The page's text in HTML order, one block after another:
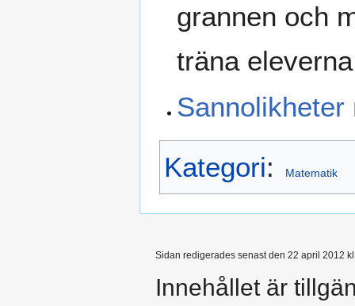
grannen och
träna
Kategori: Matematik
Sidan redigerades senast den 22 april 2012
Innehållet är